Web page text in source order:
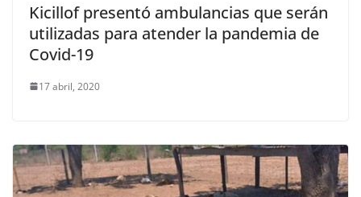
Kicillof presentó ambulancias que serán
utilizadas para atender la pandemia de
Covid-19
17 abril, 2020